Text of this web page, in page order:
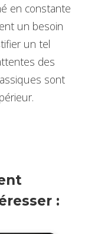
en constante
un besoin
un tel
des
sont
: